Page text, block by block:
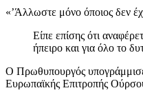
«’Άλλωστε μόνο όποιος δεν
Είπε επίσης ότι
ήπειρο και για όλο το
Ο Πρωθυπουργός υπογράμμισε
Ευρωπαϊκής Επιτροπής